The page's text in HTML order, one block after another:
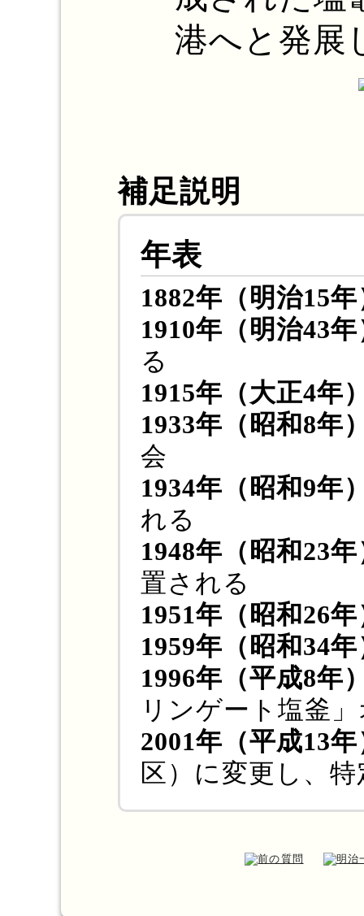
港へと発展
補足説明
年表
1882年（明治15
1910年（明治43
る
1915年（大正4年
1933年（昭和8年
会
1934年（昭和9年
れる
1948年（昭和23
置される
1951年（昭和26
1959年（昭和34
1996年（平成8年
リンゲート塩釜
2001年（平成13
区）に変更し、